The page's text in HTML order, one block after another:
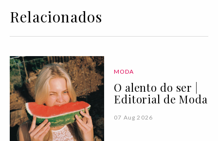
Relacionados
MODA
O alento do ser |
Editorial de Moda
07 Aug 2026